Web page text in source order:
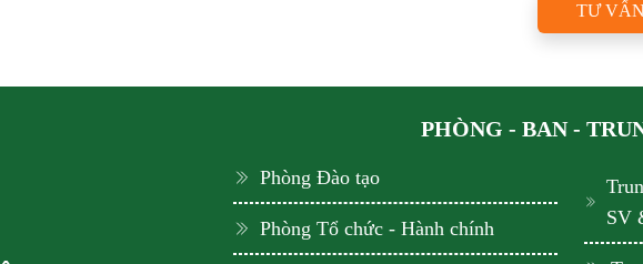
TƯ
PHÒNG - BAN -
Phòng Đào tạo
Phòng Tổ chức - Hành chính
SV